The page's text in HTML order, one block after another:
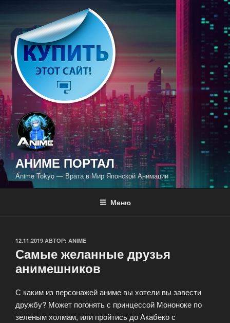
содержимому
АНИМЕ ПОРТАЛ
Anime Tokyo — Врата в Мир Японской Анимации
Меню
ОПУБЛИКОВАНО
12.11.2019 АВТОР: ANIME
Самые желанные друзья
анимешников
С каким из персонажей аниме вы хотели вы завести
дружбу? Может погонять с принцессой Мононоке по
зеленым холмам, или пройтись до Акабеко с